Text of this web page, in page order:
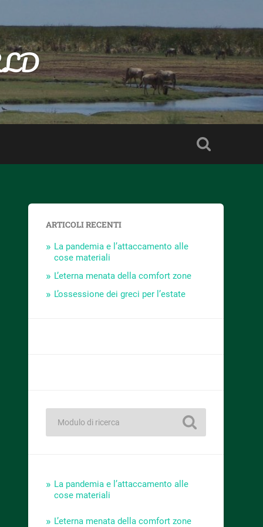
ARTICOLI RECENTI
La pandemia e l’attaccamento alle
cose materiali
L’eterna menata della comfort zone
L’ossessione dei greci per l’estate
La pandemia e l’attaccamento alle
cose materiali
L’eterna menata della comfort zone